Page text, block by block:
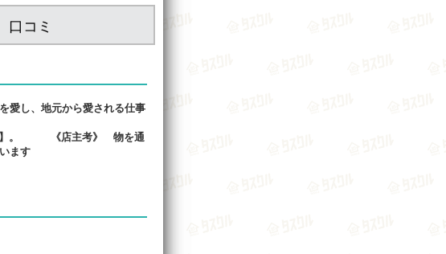
口コミ
愛し、地元から愛される仕事
敷】。 《店主考》 物を通
ます